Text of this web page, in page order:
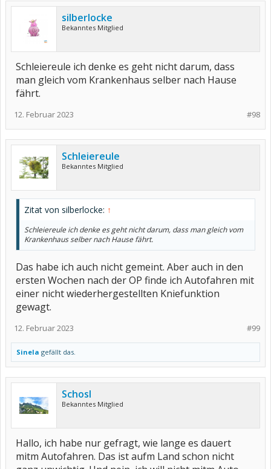
silberlocke
Bekanntes Mitglied
Schleiereule ich denke es geht nicht darum, dass
man gleich vom Krankenhaus selber nach Hause
fährt.
#98
12. Februar 2023
Schleiereule
Bekanntes Mitglied
Zitat von silberlocke: ↑
Schleiereule ich denke es geht nicht darum, dass man gleich vom
Krankenhaus selber nach Hause fährt.
Das habe ich auch nicht gemeint. Aber auch in den
ersten Wochen nach der OP finde ich Autofahren mit
einer nicht wiederhergestellten Kniefunktion
gewagt.
#99
12. Februar 2023
Sinela gefällt das.
Schosl
Bekanntes Mitglied
Hallo, ich habe nur gefragt, wie lange es dauert
mitm Autofahren. Das ist aufm Land schon nicht